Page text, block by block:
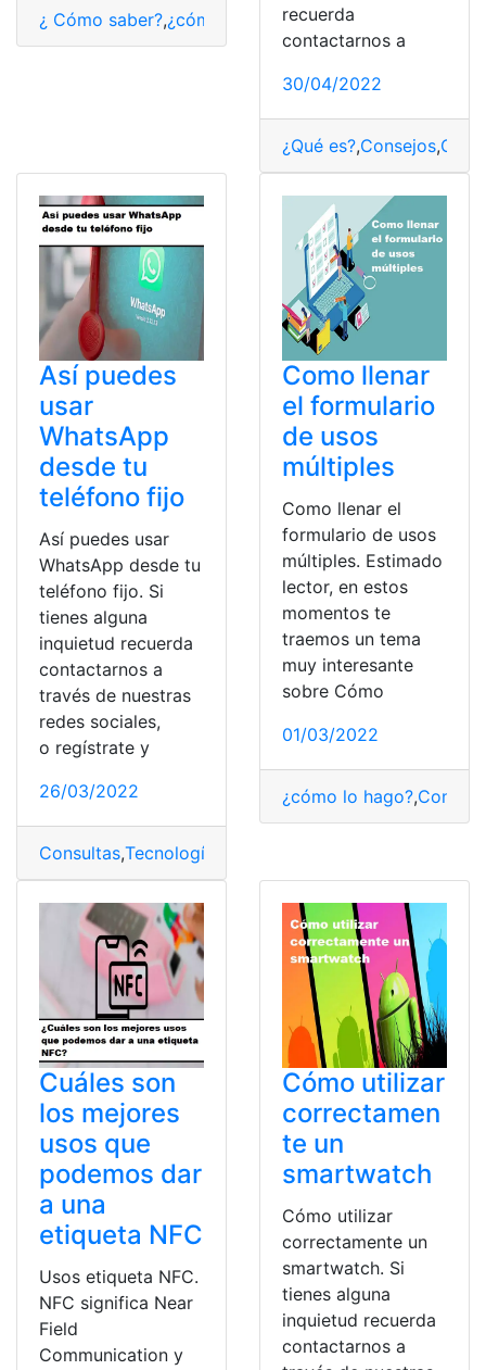
¿ Cómo saber?,¿cómo lo hago?,aprender
recuerda
contactarnos a
30/04/2022
¿Qué es?,Consejos,
Así puedes
usar
WhatsApp
desde tu
teléfono fijo
Así puedes usar
WhatsApp desde tu
teléfono fijo. Si
tienes alguna
inquietud recuerda
contactarnos a
través de nuestras
redes sociales,
o regístrate y
26/03/2022
Consultas,Tecnología
Como llenar
el formulario
de usos
múltiples
Como llenar el
formulario de usos
múltiples. Estimado
lector, en estos
momentos te
traemos un tema
muy interesante
sobre Cómo
01/03/2022
¿cómo lo hago?,
Cuáles son
los mejores
usos que
podemos dar
a una
etiqueta NFC
Usos etiqueta NFC.
NFC significa Near
Field
Communication y
Cómo utilizar
correctamen
te un
smartwatch
Cómo utilizar
correctamente un
smartwatch. Si
tienes alguna
inquietud recuerda
contactarnos a